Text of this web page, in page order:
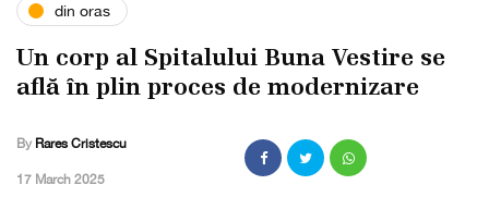
din oras
Un corp al Spitalului Buna Vestire se
află în plin proces de modernizare
By Rares Cristescu
,17 March 2025